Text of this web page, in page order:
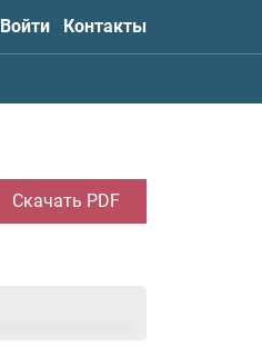
Войти Контакты
Скачать PDF